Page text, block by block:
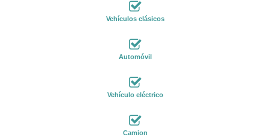
Vehículos clásicos
Automóvil
Vehículo eléctrico
Camion